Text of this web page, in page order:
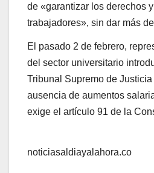
de «garantizar los derechos
trabajadores», sin dar más
El pasado 2 de febrero,
del sector universitario
Tribunal Supremo de
ausencia de aumentos
exige el artículo 91 de la
noticiasaldiayalahora.co